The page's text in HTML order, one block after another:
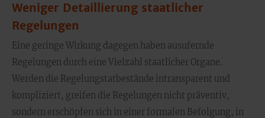
Weniger Detaillierung staatlicher
Regelungen
Eine geringe Wirkung dagegen haben ausufernde
Regelungen durch eine Vielzahl staatlicher Organe.
Werden die Regelungstatbestände intransparent und
kompliziert, greifen die Regelungen nicht präventiv,
sondern erschöpfen sich in einer formalen Befolgung, in